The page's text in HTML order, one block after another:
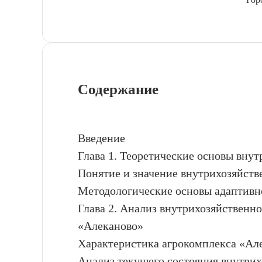
Содержание
Введение
Глава 1. Теоретические основы
Понятие и значение
Методологические основы
Глава 2. Анализ
«Алеканово»
Характеристика агрокомплекса